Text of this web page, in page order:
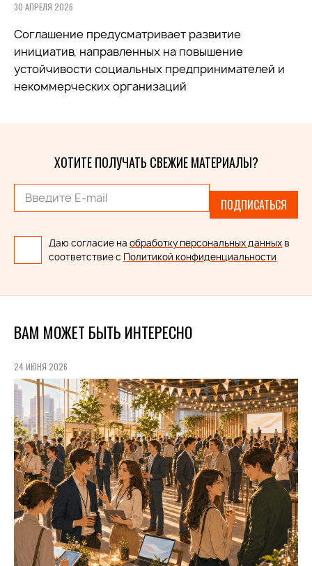
30 АПРЕЛЯ 2026
Соглашение предусматривает развитие
инициатив, направленных на повышение
устойчивости социальных предпринимателей и
некоммерческих организаций
ХОТИТЕ ПОЛУЧАТЬ СВЕЖИЕ МАТЕРИАЛЫ?
ПОДПИСАТЬСЯ
Даю согласие на обработку персональных данных в
соответствие с Политикой конфиденциальности
ВАМ МОЖЕТ БЫТЬ ИНТЕРЕСНО
24 ИЮНЯ 2026